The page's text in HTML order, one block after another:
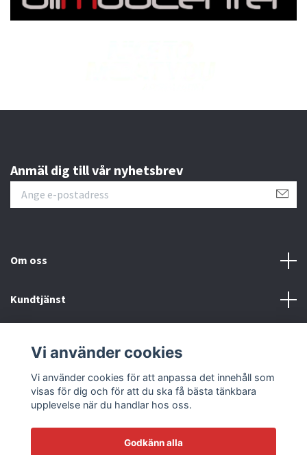
Anmäl dig till vår nyhetsbrev
Om oss
Kundtjänst
Sociala medier
Vi använder cookies
Vi använder cookies för att anpassa det innehåll som
visas för dig och för att du ska få bästa tänkbara
upplevelse när du handlar hos oss.
Godkänn alla